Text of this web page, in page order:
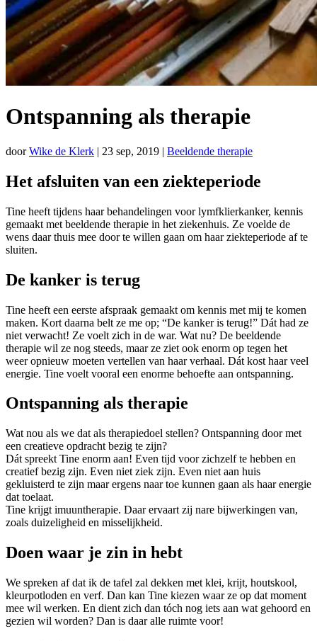
Ontspanning als therapie
doorWike de Klerk | 23 sep, 2019 | Beeldende therapie
Het afsluiten van een ziekteperiode
Tine heeft tijdens haar behandelingen voor lymfklierkanker, kennis
gemaakt met beeldende therapie in het ziekenhuis. Ze voelde de
wens daar thuis mee door te willen gaan om haar ziekteperiode af te
sluiten.
De kanker is terug
Tine heeft een eerste afspraak gemaakt om kennis met mij te komen
maken. Kort daarna belt ze me op; “De kanker is terug!” Dát had ze
niet verwacht! Ze voelt zich in de war. Wat nu? De beeldende
therapie wil ze nog steeds, maar ze ziet ook enorm op tegen het
weer opnieuw moeten vertellen van haar verhaal. Dát kost haar veel
energie. Tine voelt vooral een enorme behoefte aan ontspanning.
Ontspanning als therapie
Wat nou als we dat als therapiedoel stellen? Ontspanning door met
een creatieve opdracht bezig te zijn?
Dát spreekt Tine enorm aan! Even tijd voor zichzelf te hebben en
creatief bezig zijn. Even niet ziek zijn. Even niet aan huis
gekluisterd te zijn maar ergens naar toe kunnen gaan als haar energie
dat toelaat.
Tine krijgt imuuntherapie. Daar ervaart zij nare bijwerkingen van,
zoals duizeligheid en misselijkheid.
Doen waar je zin in hebt
We spreken af dat ik de tafel zal dekken met klei, krijt, houtskool,
kleurpotloden en verf. Dan kan Tine kiezen waar ze op dat moment
mee wil werken. En dient zich dan tóch nog iets aan wat gehoord en
gezien wil worden? Dan is daar alle ruimte voor!